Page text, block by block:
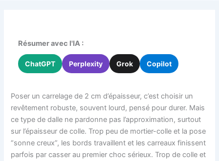
Résumer avec l'IA :
ChatGPT Perplexity Grok Copilot
Poser un carrelage de 2 cm d’épaisseur, c’est choisir un
revêtement robuste, souvent lourd, pensé pour durer. Mais
ce type de dalle ne pardonne pas l’approximation, surtout
sur l’épaisseur de colle. Trop peu de mortier-colle et la pose
“sonne creux”, les bords travaillent et les carreaux finissent
parfois par casser au premier choc sérieux. Trop de colle et